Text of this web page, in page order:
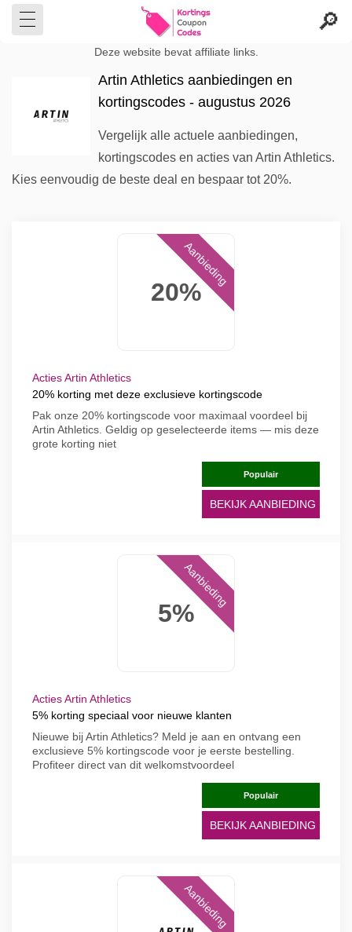
Deze website bevat affiliate links.
Artin Athletics aanbiedingen en
kortingscodes - augustus 2026
Vergelijk alle actuele aanbiedingen,
kortingscodes en acties van Artin Athletics.
Kies eenvoudig de beste deal en bespaar tot 20%.
20%
Aanbieding
Acties Artin Athletics
20% korting met deze exclusieve kortingscode
Pak onze 20% kortingscode voor maximaal voordeel bij
Artin Athletics. Geldig op geselecteerde items — mis deze
grote korting niet
Populair
BEKIJK AANBIEDING
5%
Aanbieding
Acties Artin Athletics
5% korting speciaal voor nieuwe klanten
Nieuwe bij Artin Athletics? Meld je aan en ontvang een
exclusieve 5% kortingscode voor je eerste bestelling.
Profiteer direct van dit welkomstvoordeel
Populair
BEKIJK AANBIEDING
Aanbieding